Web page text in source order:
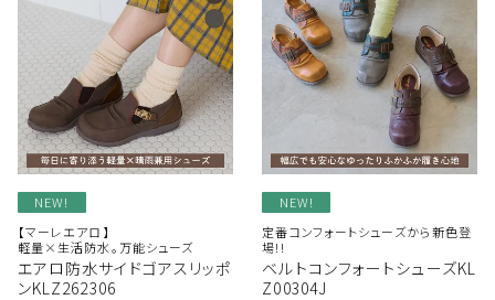
NEW!
【マーレエアロ】
軽量×生活防水。万能シューズ
エアロ防水サイドゴアスリッポ
ンKLZ262306
NEW!
定番コンフォートシューズから新色登
場!!
ベルトコンフォートシューズKL
Z00304J